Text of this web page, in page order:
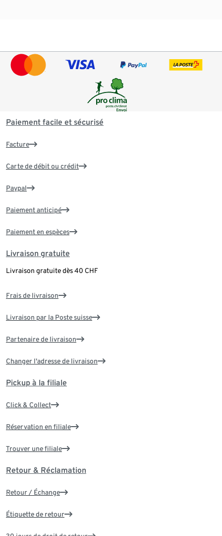
Paiement facile et sécurisé
Facture
Carte de débit ou crédit
Paypal
Paiement anticipé
Paiement en espèces
Livraison gratuite
Livraison gratuite dès 40 CHF
Frais de livraison
Livraison par la Poste suisse
Partenaire de livraison
Changer l'adresse de livraison
Pickup à la filiale
Click & Collect
Réservation en filiale
Trouver une filiale
Retour & Réclamation
Retour / Échange
Étiquette de retour